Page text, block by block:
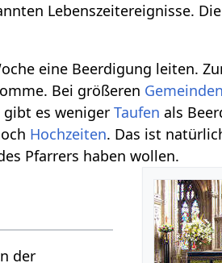
Lebenszeitereignisse.
eine Beerdigung leiten.
Bei größeren Gemeinden
gibt es wenigerTaufen als
Hochzeiten. Das ist
Pfarrers haben wollen.
der